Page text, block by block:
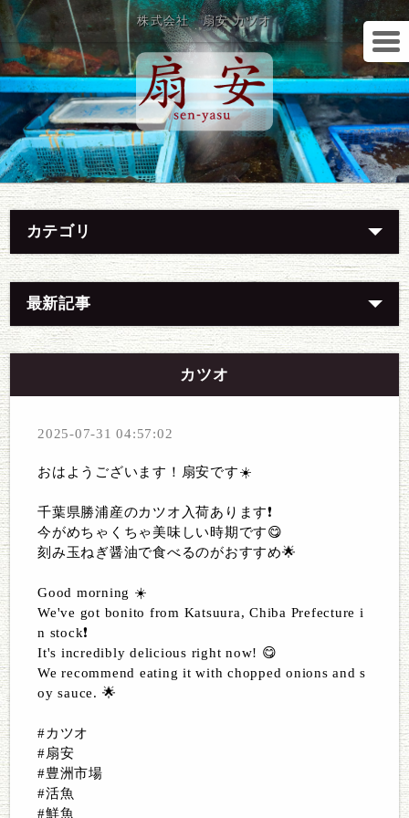
株式会社 扇安 カツオ
カテゴリ
最新記事
カツオ
2025-07-31 04:57:02
おはようございます！扇安です☀️
千葉県勝浦産のカツオ入荷あります❗️
今がめちゃくちゃ美味しい時期です😋
刻み玉ねぎ醤油で食べるのがおすすめ🌟
Good morning ☀️
We've got bonito from Katsuura, Chiba Prefecture i
n stock❗️
It's incredibly delicious right now! 😋
We recommend eating it with chopped onions and s
oy sauce. 🌟
#カツオ
#扇安
#豊洲市場
#活魚
#鮮魚